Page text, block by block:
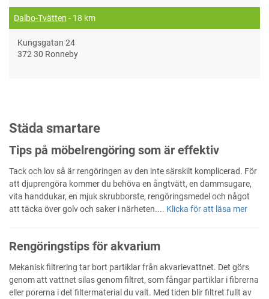
Dalbo-Tvätten - 18 km
Kungsgatan 24
372 30 Ronneby
Städa smartare
Tips på möbelrengöring som är effektiv
Tack och lov så är rengöringen av den inte särskilt komplicerad. För
att djuprengöra kommer du behöva en ångtvätt, en dammsugare,
vita handdukar, en mjuk skrubborste, rengöringsmedel och något
att täcka över golv och saker i närheten.... Klicka för att läsa mer
Rengöringstips för akvarium
Mekanisk filtrering tar bort partiklar från akvarievattnet. Det görs
genom att vattnet silas genom filtret, som fångar partiklar i fibrerna
eller porerna i det filtermaterial du valt. Med tiden blir filtret fullt av